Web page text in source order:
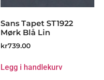
Sans Tapet ST1922
Mørk Blå Lin
kr739.00
Legg i handlekurv